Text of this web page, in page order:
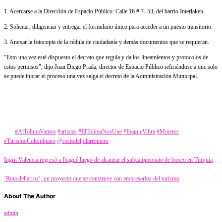
1. Acercarse a la Dirección de Espacio Público: Calle 16 # 7- 53, del barrio Interlaken.
2. Solicitar, diligenciar y entregar el formulario único para acceder a un puesto transitorio.
3. Anexar la fotocopia de la cédula de ciudadanía y demás documentos que se requieran.
“Esto una vez esté dispuesto el decreto que regula y da los lineamientos y protocolos de
estos permisos”, dijo Juan Diego Prada, director de Espacio Público refiriéndose a que solo
se puede iniciar el proceso una vez salga el decreto de la Administración Municipal.
#AlTolimaVamos #artistas #ElTolimaNosUne #IbagueVibra #Mujeres
#TurismoColombiano @rociodelpilarromero
Ingrit Valencia regresó a Ibagué luego de alcanzar el subcampeonato de boxeo en Turquía
‘Ruta del arroz’, un proyecto que se construye con empresarios del turismo
About The Author
admin